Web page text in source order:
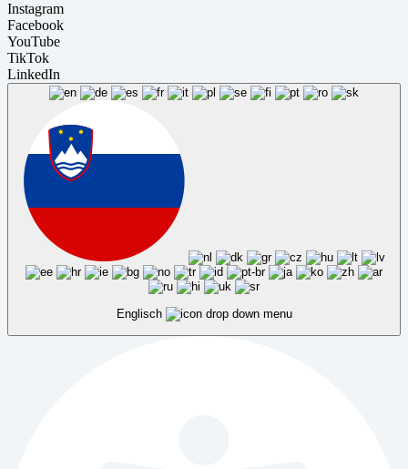
Instagram
Facebook
YouTube
TikTok
LinkedIn
Englisch